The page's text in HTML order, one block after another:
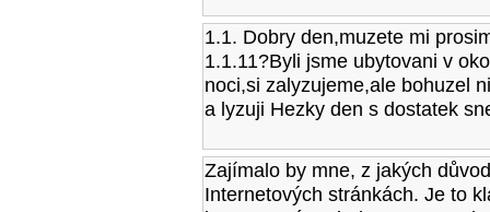
1.1. Dobry den,muzete mi
1.1.11?Byli jsme ubytovani v
noci,si zalyzujeme,ale bohuzel
a lyzuji Hezky den s dostatek
Zajímalo by mne, z jakých
Internetových stránkách. Je to